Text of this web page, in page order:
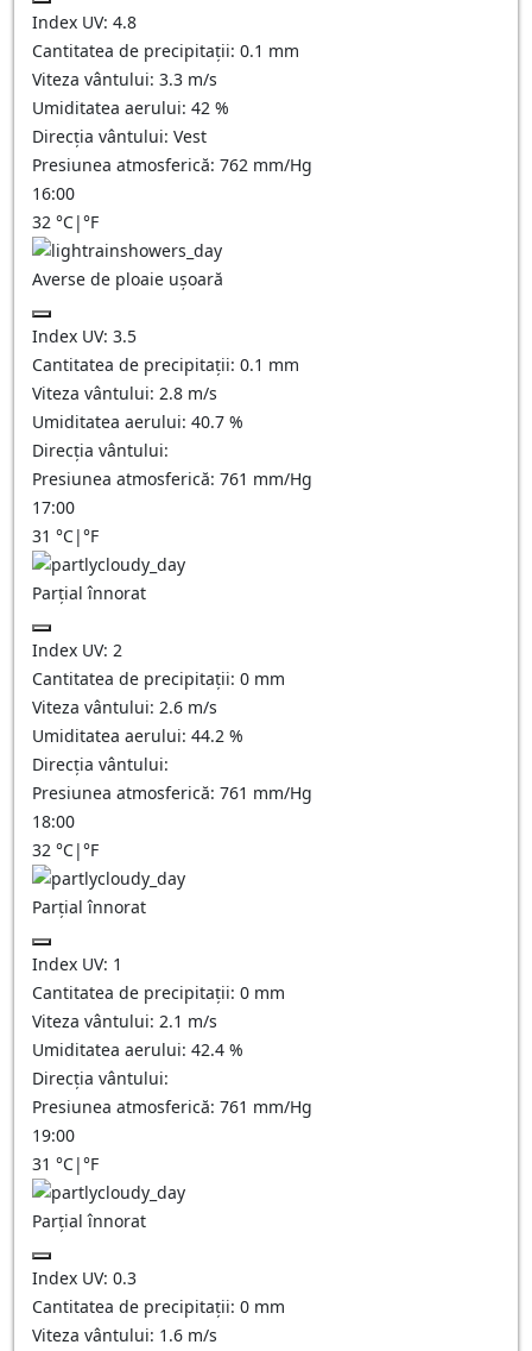
Index UV: 4.8
Cantitatea de precipitații: 0.1 mm
Viteza vântului: 3.3 m/s
Umiditatea aerului: 42 %
Direcția vântului: Vest
Presiunea atmosferică: 762 mm/Hg
16:00
32 °C|°F
Averse de ploaie ușoară
Index UV: 3.5
Cantitatea de precipitații: 0.1 mm
Viteza vântului: 2.8 m/s
Umiditatea aerului: 40.7 %
Direcția vântului:
Presiunea atmosferică: 761 mm/Hg
17:00
31 °C|°F
Parțial înnorat
Index UV: 2
Cantitatea de precipitații: 0 mm
Viteza vântului: 2.6 m/s
Umiditatea aerului: 44.2 %
Direcția vântului:
Presiunea atmosferică: 761 mm/Hg
18:00
32 °C|°F
Parțial înnorat
Index UV: 1
Cantitatea de precipitații: 0 mm
Viteza vântului: 2.1 m/s
Umiditatea aerului: 42.4 %
Direcția vântului:
Presiunea atmosferică: 761 mm/Hg
19:00
31 °C|°F
Parțial înnorat
Index UV: 0.3
Cantitatea de precipitații: 0 mm
Viteza vântului: 1.6 m/s